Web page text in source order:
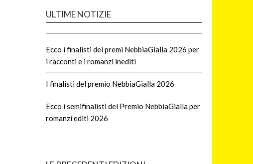
ULTIME NOTIZIE
Ecco i finalisti dei premi NebbiaGialla 2026 per
i racconti e i romanzi inediti
I finalisti del premio NebbiaGialla 2026
Ecco i semifinalisti del Premio NebbiaGialla per
romanzi editi 2026